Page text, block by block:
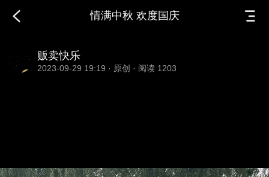
情满中秋 欢度国庆
贩卖快乐
2023-09-29 19:19 · 原创 · 阅读 1203